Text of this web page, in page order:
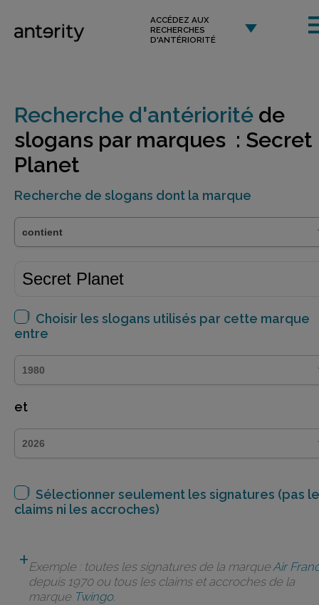
ACCÉDEZ AUX
RECHERCHES
D'ANTÉRIORITÉ
Recherche d'antériorité de
slogans par marques : Secret
Planet
Recherche de slogans dont la marque
Choisir les slogans utilisés par cette marque
entre
et
Sélectionner seulement les signatures (pas
claims ni les accroches)
Exemple : toutes les signatures de la marqueAir
depuis 1970 ou tous les claims et accroches de la
marque Twingo.